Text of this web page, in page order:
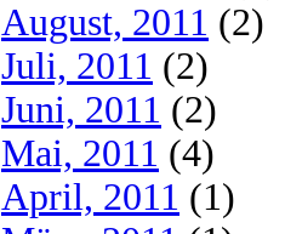
August, 2011 (2)
Juli, 2011 (2)
Juni, 2011 (2)
Mai, 2011 (4)
April, 2011 (1)